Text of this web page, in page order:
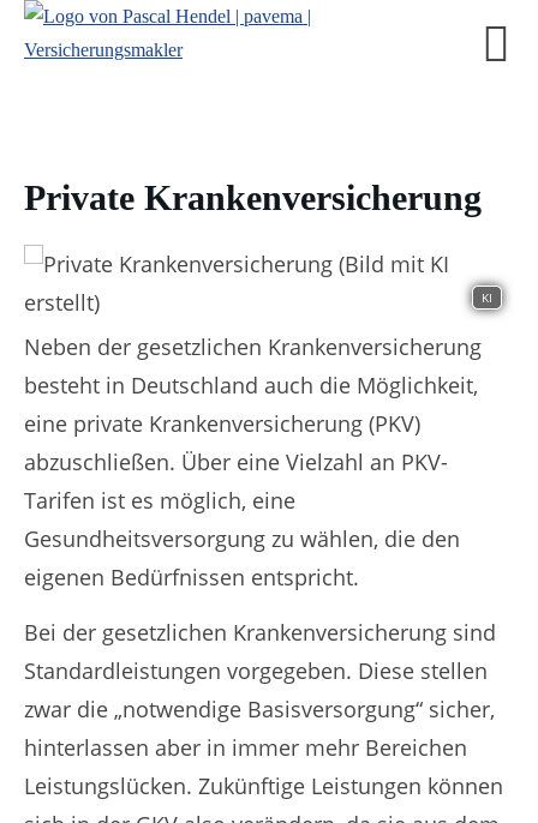
Private Krankenversicherung
KI
Neben der gesetzlichen Krankenversicherung
besteht in Deutschland auch die Möglichkeit,
eine private Krankenversicherung (PKV)
abzuschließen. Über eine Vielzahl an PKV-
Tarifen ist es möglich, eine
Gesundheitsversorgung zu wählen, die den
eigenen Bedürfnissen entspricht.
Bei der gesetzlichen Krankenversicherung sind
Standardleistungen vorgegeben. Diese stellen
zwar die „notwendige Basisversorgung“ sicher,
hinterlassen aber in immer mehr Bereichen
Leistungslücken. Zukünftige Leistungen können